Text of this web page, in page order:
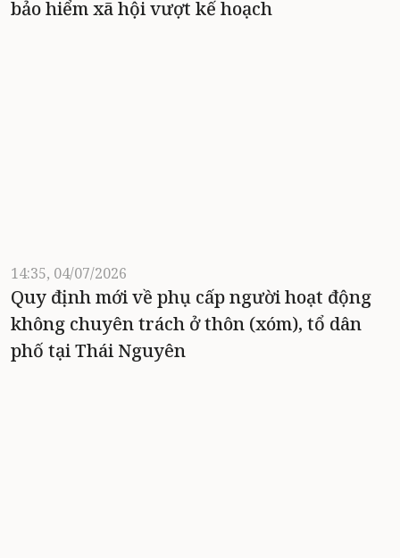
bảo hiểm xã hội vượt kế hoạch
14:35, 04/07/2026
Quy định mới về phụ cấp người hoạt động
không chuyên trách ở thôn (xóm), tổ dân
phố tại Thái Nguyên